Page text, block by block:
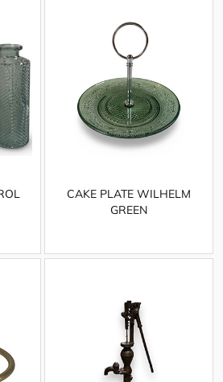
CAKE PLATE WILHELM
GREEN